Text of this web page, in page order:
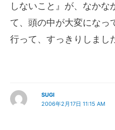
しないこと』が、なかな
て、頭の中が大変になっ
行って、すっきりしまし
SUGI
2006年2月17日 11:15 AM